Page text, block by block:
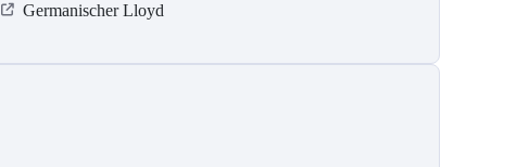
Germanischer Lloyd